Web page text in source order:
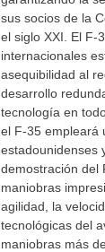
sus socios de la
el siglo XXI. El F-
internacionales
asequibilidad al
desarrollo
tecnología en
el F-35 empleará
estadounidenses
demostración del
maniobras
agilidad, la
tecnológicas del
maniobras más